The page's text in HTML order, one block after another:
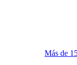
Más de